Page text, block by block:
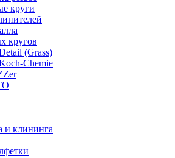
круги
кругов
(Grass)
Chemie
и клининга